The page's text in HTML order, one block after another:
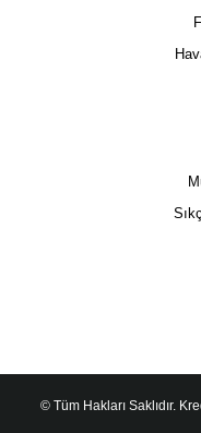
© Tüm Hakları Saklıdır.